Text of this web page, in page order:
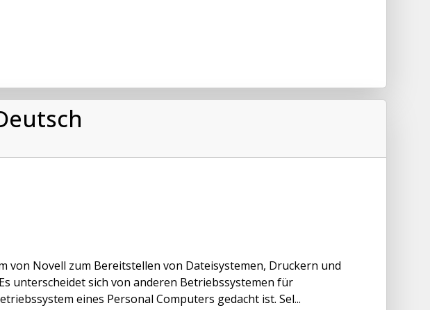
von Novell zum Bereitstellen von Dateisystemen, Druckern und
unterscheidet sich von anderen Betriebssystemen für
eines Personal Computers gedacht ist. Sel...